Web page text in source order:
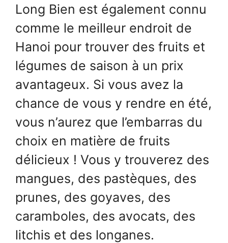
Long Bien est également connu
comme le meilleur endroit de
Hanoi pour trouver des fruits et
légumes de saison à un prix
avantageux. Si vous avez la
chance de vous y rendre en été,
vous n’aurez que l’embarras du
choix en matière de fruits
délicieux ! Vous y trouverez des
mangues, des pastèques, des
prunes, des goyaves, des
caramboles, des avocats, des
litchis et des longanes.